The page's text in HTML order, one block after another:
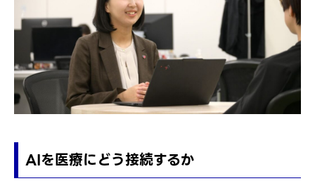
AIを医療にどう接続するか